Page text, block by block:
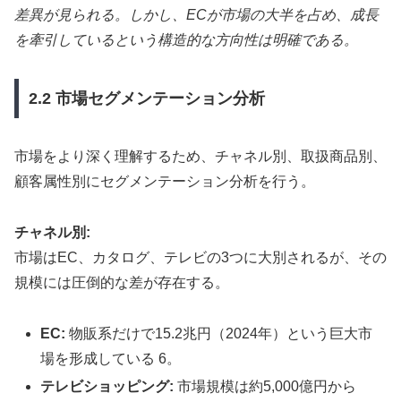
差異が見られる。しかし、ECが市場の大半を占め、成長
を牽引しているという構造的な方向性は明確である。
2.2 市場セグメンテーション分析
市場をより深く理解するため、チャネル別、取扱商品別、
顧客属性別にセグメンテーション分析を行う。
チャネル別:
市場はEC、カタログ、テレビの3つに大別されるが、その
規模には圧倒的な差が存在する。
EC: 物販系だけで15.2兆円（2024年）という巨大市
場を形成している 6。
テレビショッピング: 市場規模は約5,000億円から